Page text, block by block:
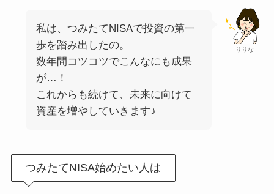
りりな
私は、つみたてNISAで投資の第一
歩を踏み出したの。
数年間コツコツでこんなにも成果
が…！
これからも続けて、未来に向けて
資産を増やしていきます♪
つみたてNISA始めたい人は